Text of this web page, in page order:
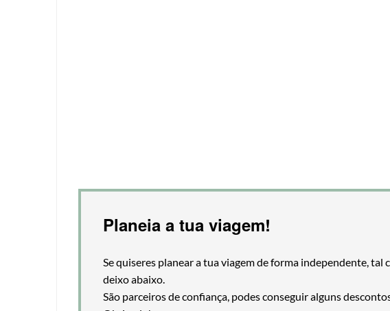
Planeia a tua viagem!
Se quiseres planear a tua viagem de forma independente, tal
deixo abaixo.
São parceiros de confiança, podes conseguir alguns